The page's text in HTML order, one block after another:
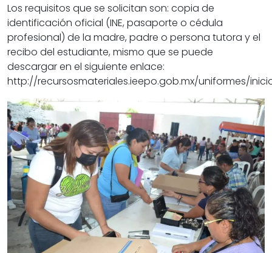
Los requisitos que se solicitan son: copia de
identificación oficial (INE, pasaporte o cédula
profesional) de la madre, padre o persona tutora y el
recibo del estudiante, mismo que se puede
descargar en el siguiente enlace:
http://recursosmateriales.ieepo.gob.mx/uniformes/